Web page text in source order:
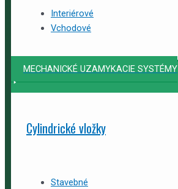
Interiérové
Vchodové
MECHANICKÉ UZAMYKACIE SYSTÉMY
Cylindrické vložky
Stavebné